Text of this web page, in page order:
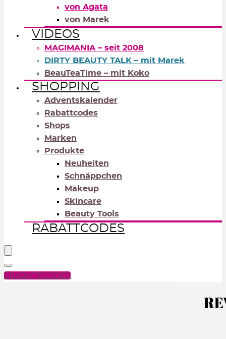
von Agata
von Marek
VIDEOS
MAGIMANIA – seit 2008
DIRTY BEAUTY TALK – mit Marek
BeauTeaTime – mit Koko
SHOPPING
Adventskalender
Rabattcodes
Shops
Marken
Produkte
Neuheiten
Schnäppchen
Makeup
Skincare
Beauty Tools
RABATTCODES
RABATTCODES